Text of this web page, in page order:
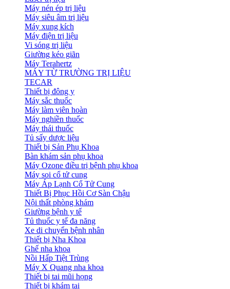
Máy nén ép trị liệu
Máy siêu âm trị liệu
Máy xung kích
Máy điện trị liệu
Vi sóng trị liệu
Giường kéo giãn
Máy Terahertz
MÁY TỪ TRƯỜNG TRỊ LIỆU
TECAR
Thiết bị đông y
Máy sắc thuốc
Máy làm viên hoàn
Máy nghiền thuốc
Máy thái thuốc
Tủ sấy dược liệu
Thiết bị Sản Phụ Khoa
Bàn khám sản phụ khoa
Máy Ozone điều trị bệnh phụ khoa
Máy soi cổ tử cung
Máy Áp Lạnh Cổ Tử Cung
Thiết Bị Phục Hồi Cơ Sàn Chậu
Nội thất phòng khám
Giường bệnh y tế
Tủ thuốc y tế đa năng
Xe di chuyển bệnh nhân
Thiết bị Nha Khoa
Ghế nha khoa
Nồi Hấp Tiệt Trùng
Máy X Quang nha khoa
Thiết bị tai mũi họng
Thiết bị khám tai